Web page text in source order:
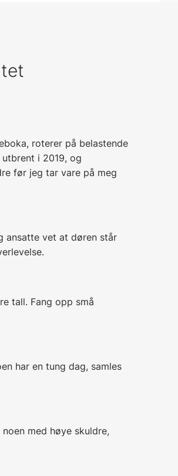
roterer på belastende
i 2019, og
før jeg tar vare på meg
ansatte vet at døren står
tall. Fang opp små
har en tung dag, samles
med høye skuldre,